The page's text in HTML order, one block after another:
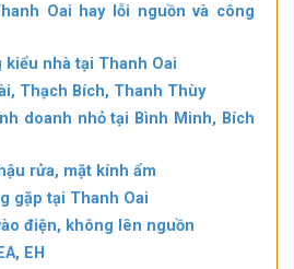
Oai hay lỗi nguồn và công
nhà tại Thanh Oai
Thạch Bích, Thanh Thùy
doanh nhỏ tại Bình Minh, Bích
rửa, mặt kính ẩm
gặp tại Thanh Oai
điện, không lên nguồn
EH